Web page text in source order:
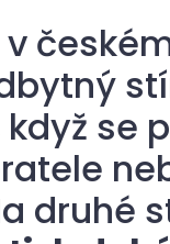
když se
druhé